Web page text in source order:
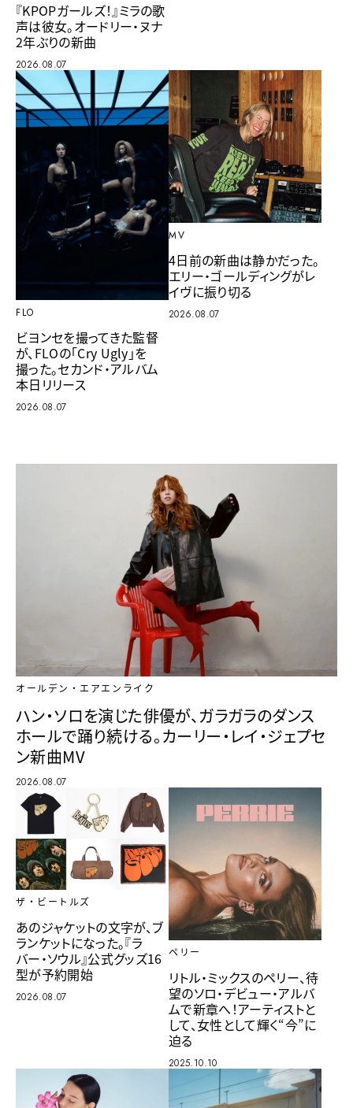
『KPOPガールズ！』ミラの歌
声は彼女。オードリー・ヌナ
2年ぶりの新曲
2026.08.07
FLO
ビヨンセを撮ってきた監督
が、FLOの「Cry Ugly」を
撮った。セカンド・アルバム
本日リリース
2026.08.07
MV
4日前の新曲は静かだった。
エリー・ゴールディングがレ
イヴに振り切る
2026.08.07
オールデン・エアエンライク
ハン・ソロを演じた俳優が、ガラガラのダンス
ホールで踊り続ける。カーリー・レイ・ジェプセ
ン新曲MV
2026.08.07
ザ・ビートルズ
あのジャケットの文字が、ブ
ランケットになった。『ラ
バー・ソウル』公式グッズ16
型が予約開始
2026.08.07
ペリー
リトル・ミックスのペリー、待
望のソロ・デビュー・アルバ
ムで新章へ！アーティストと
して、女性として輝く“今”に
迫る
2025.10.10